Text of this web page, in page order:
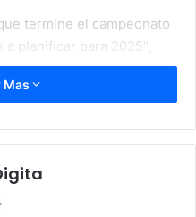
termine el campeonato
planificar para 2025″,
conNeyy su